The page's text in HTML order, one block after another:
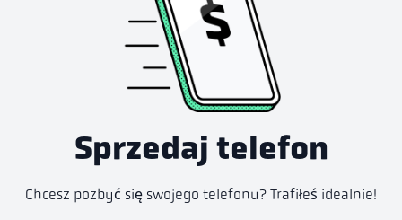
Sprzedaj telefon
Chcesz pozbyć się swojego telefonu? Trafiłeś idealnie!